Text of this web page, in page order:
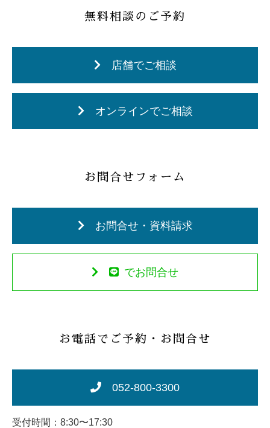
無料相談のご予約
店舗でご相談
オンラインでご相談
お問合せフォーム
お問合せ・資料請求
でお問合せ
お電話でご予約・お問合せ
052-800-3300
受付時間：8:30〜17:30